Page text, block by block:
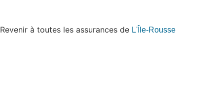
Revenir à toutes les assurances de L'Île-Rousse